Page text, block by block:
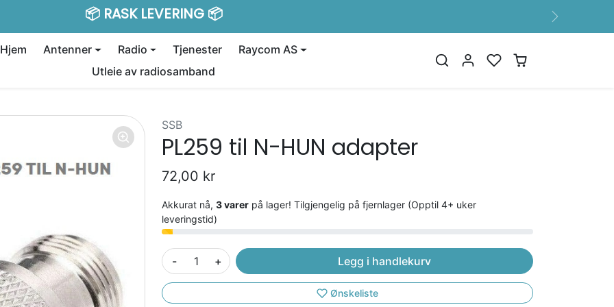
📦 RASK LEVERING 📦
Tilbudet Løper Ut Om:
Neste
Hjem Antenner Radio Tjenester
Raycom AS
Utleie av radiosamband
SSB
PL259 til N-HUN adapter
72,00 kr
Akkurat nå, 3 varer på lager! Tilgjengelig på fjernlager (Opptil 4+ uker
leveringstid)
- + Legg i handlekurv
Ønskeliste